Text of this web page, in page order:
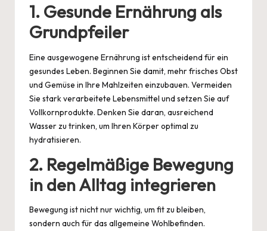
1.Gesunde Ernährung als
Grundpfeiler
Eine ausgewogene Ernährung ist entscheidend für ein
gesundes Leben. Beginnen Sie damit, mehr frisches Obst
und Gemüse in Ihre Mahlzeiten einzubauen. Vermeiden
Sie stark verarbeitete Lebensmittel und setzen Sie auf
Vollkornprodukte. Denken Sie daran, ausreichend
Wasser zu trinken, um Ihren Körper optimal zu
hydratisieren.
2. Regelmäßige Bewegung
in den Alltag integrieren
Bewegung ist nicht nur wichtig, um fit zu bleiben,
sondern auch für das allgemeine Wohlbefinden.